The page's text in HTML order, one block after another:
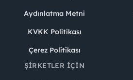
Aydınlatma Metni
KVKK Politikası
Çerez Politikası
ŞIRKETLER İÇIN